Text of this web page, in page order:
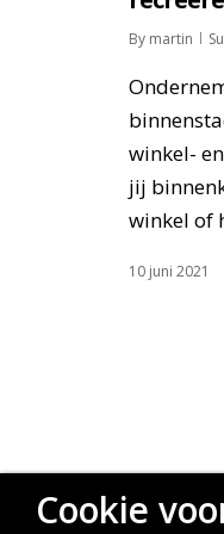
By martin
winkel-
jij
winkel of
10 juni 2021
Cookie